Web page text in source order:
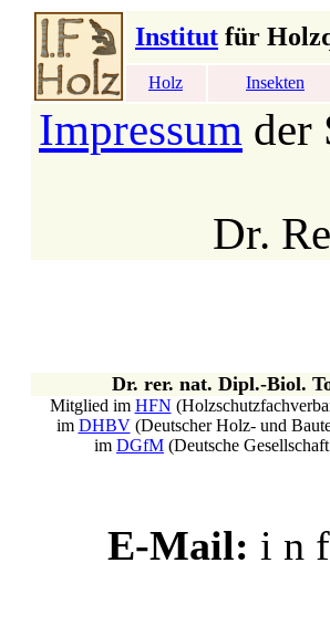
Institut für
Holz Insekten
Impressum der
Dr.
Dr. rer. nat. Dipl.-Biol.
Mitglied im HFN
im DHBV(Deutscher Holz- und
im DGfM (Deutsche
E-Mail: i n